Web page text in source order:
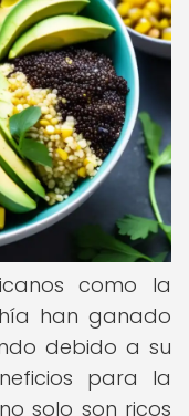
como la
han ganado
debido a su
para la
solo son ricos